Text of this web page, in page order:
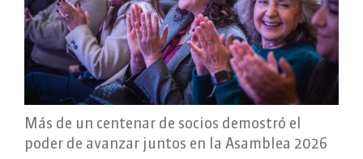
Más de un centenar de socios demostró el
poder de avanzar juntos en la Asamblea 2026